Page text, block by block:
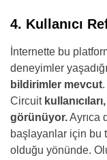
4. Kullanıcı
İnternette bu
deneyimler
bildirimler mevcut
Circuit
görünüyor.Ayrıca
başlayanlar için bu
olduğu yönünde.